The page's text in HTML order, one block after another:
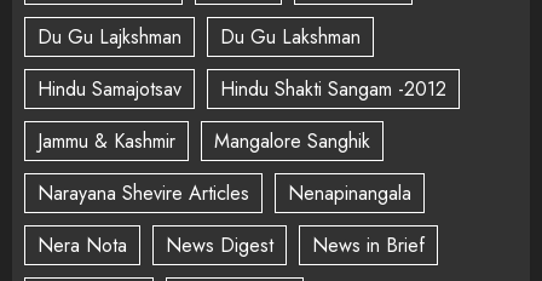
Du Gu Lajkshman
Du Gu Lakshman
Hindu Samajotsav
Hindu Shakti Sangam -2012
Jammu & Kashmir
Mangalore Sanghik
Narayana Shevire Articles
Nenapinangala
Nera Nota
News Digest
News in Brief